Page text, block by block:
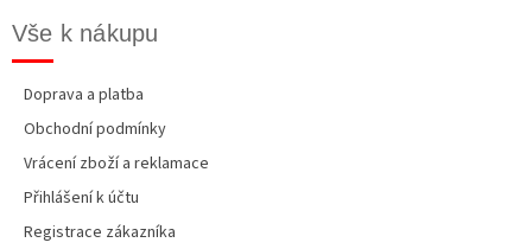
Vše k nákupu
Doprava a platba
Obchodní podmínky
Vrácení zboží a reklamace
Přihlášení k účtu
Registrace zákazníka